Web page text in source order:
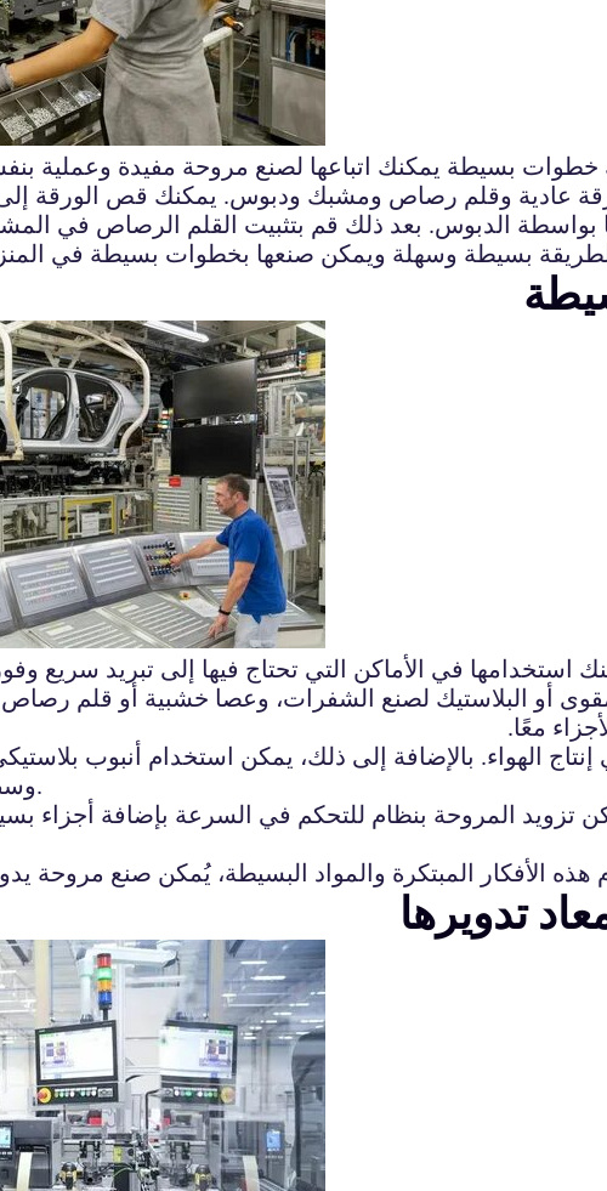
بسيطة يمكنك اتباعها لصنع مروحة مفيدة وعملية
عادية وقلم رصاص ومشبك ودبوس. يمكنك قص الورقة
الدبوس. بعد ذلك قم بتثبيت القلم الرصاص في
الطريقة بسيطة وسهلة ويمكن صنعها بخطوات بسيطة في
في الأماكن التي تحتاج فيها إلى تبريد سريع
أو البلاستيك لصنع الشفرات، وعصا خشبية أو قلم
معًا.
الهواء. بالإضافة إلى ذلك، يمكن استخدام أنبوب
وسط الشفرات كمحور دوران.
تزويد المروحة بنظام للتحكم في السرعة بإضافة أجزاء
تدويرها